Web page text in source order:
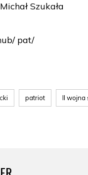
Szukała
pat/
patriot II wojna